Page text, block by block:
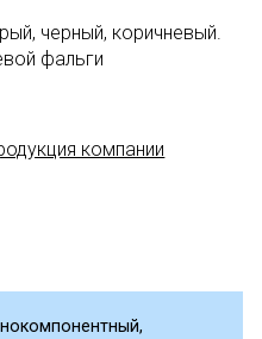
черный, коричневый.
фальги
компании